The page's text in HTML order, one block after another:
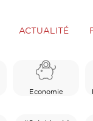
ACTUALITÉ
Economie